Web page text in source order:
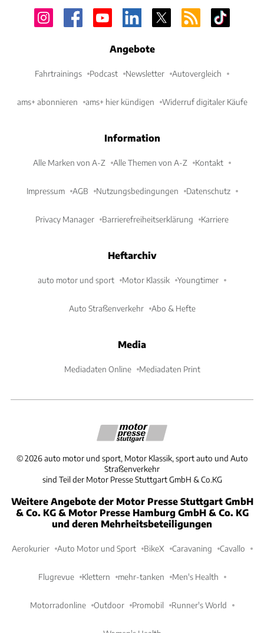
Angebote
Fahrtrainings Podcast Newsletter Autovergleich
ams+ abonnieren ams+ hier kündigen Widerruf digitaler Käufe
Information
Alle Marken von A-Z Alle Themen von A-Z Kontakt
Impressum AGB Nutzungsbedingungen Datenschutz
Privacy Manager Barrierefreiheitserklärung Karriere
Heftarchiv
auto motor und sport Motor Klassik Youngtimer
Auto Straßenverkehr Abo & Hefte
Media
Mediadaten Online Mediadaten Print
©2026 auto motor und sport, Motor Klassik, sport auto und Auto
Straßenverkehr
sind Teil der Motor Presse Stuttgart GmbH & Co.KG
Weitere Angebote der Motor Presse Stuttgart GmbH
& Co. KG & Motor Presse Hamburg GmbH & Co. KG
und deren Mehrheitsbeteiligungen
Aerokurier Auto Motor und Sport BikeX Caravaning Cavallo
Flugrevue Klettern mehr-tanken Men's Health
Motorradonline Outdoor Promobil Runner's World